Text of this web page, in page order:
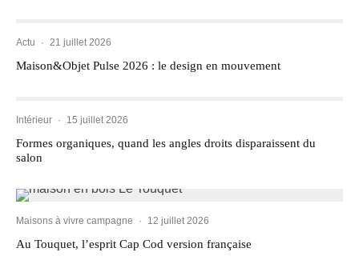
Actu · 21 juillet 2026
Maison&Objet Pulse 2026 : le design en mouvement
Intérieur · 15 juillet 2026
Formes organiques, quand les angles droits disparaissent du
salon
Maisons à vivre campagne · 12 juillet 2026
Au Touquet, l’esprit Cap Cod version française